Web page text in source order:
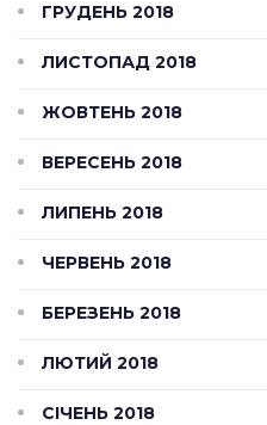
ГРУДЕНЬ 2018
ЛИСТОПАД 2018
ЖОВТЕНЬ 2018
ВЕРЕСЕНЬ 2018
ЛИПЕНЬ 2018
ЧЕРВЕНЬ 2018
БЕРЕЗЕНЬ 2018
ЛЮТИЙ 2018
СІЧЕНЬ 2018